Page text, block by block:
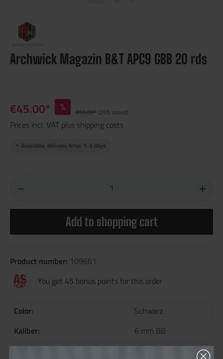
Archwick Magazin B&T APC9 GBB 20 rds
€45.00* % €60.00* (25% saved)
Prices incl. VAT plus shipping costs
Available, delivery time: 1-3 days
Add to shopping cart
Product number: 109661
You get 45 bonus points for this order
Color:
Schwarz
Kaliber:
6 mm BB